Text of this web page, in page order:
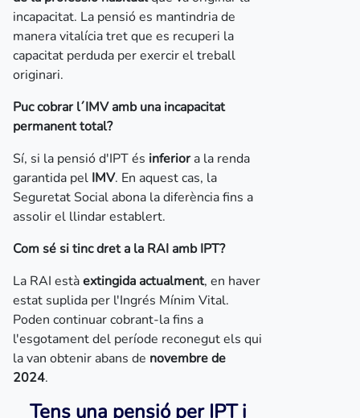
incapacitat. La pensió es mantindria de
manera vitalícia tret que es recuperi la
capacitat perduda per exercir el treball
originari.
Puc cobrar l´IMV amb una incapacitat
permanent total?
Sí, si la pensió d'IPT és inferiora la renda
garantida pel IMV. En aquest cas, la
Seguretat Social abona la diferència fins a
assolir el llindar establert.
Com sé si tinc dret a la RAI amb IPT?
La RAI estàextingida actualment, en haver
estat suplida per l'Ingrés Mínim Vital.
Poden continuar cobrant-la fins a
l'esgotament del període reconegut els qui
la van obtenir abans de novembre de
2024.
Tens una pensió per IPT i